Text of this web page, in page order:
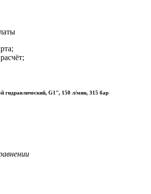
гидравлический, G1", 150 л/мин, 315 бар